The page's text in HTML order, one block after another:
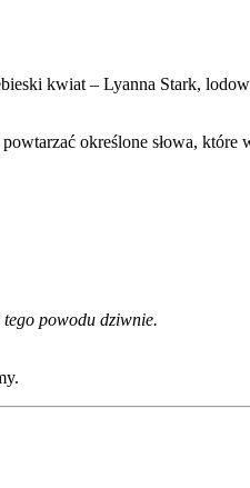
kwiat – Lyanna Stark,
określone słowa,
tego powodu dziwnie.